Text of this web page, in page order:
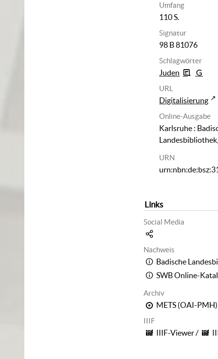
Umfang
110 S.
Signatur
98 B 81076
Schlagwörter
Juden
URL
Digitalisierung
Online-Ausgabe
Karlsruhe :
URN
Links
Social Media
Nachweis
Badische
SWB Online-
Archiv
METS (OAI-PMH)
IIIF
IIIF-Viewer/